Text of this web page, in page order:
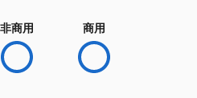
非商用 商用